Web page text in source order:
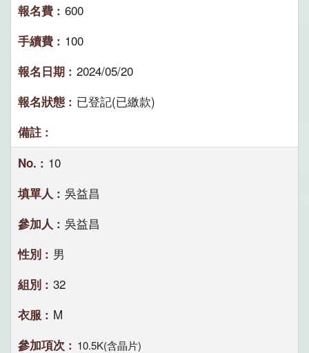
600
100
2024/05/20
已登記(已繳款)
10
吳益昌
吳益昌
男
32
M
10.5K(含晶片)